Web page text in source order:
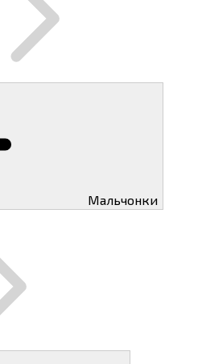
Мальчонки